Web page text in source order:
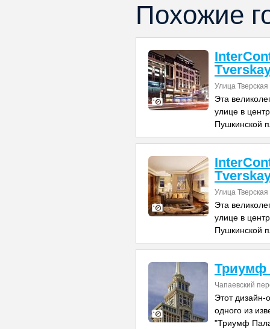
Похожие
Улица Тверская
Эта
улице в
Пушкинской
Улица Тверская
Эта
улице в
Пушкинской
Триумф
Чапаевский
Этот дизайн-
одного из
"Триумф